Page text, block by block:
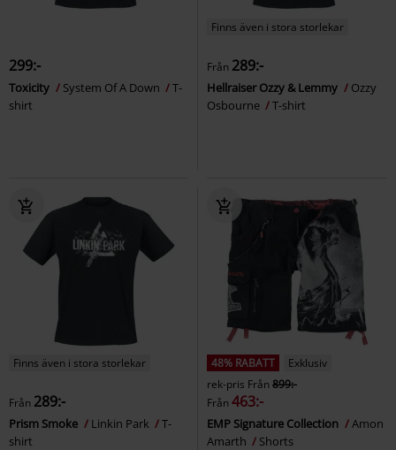
299:-
Toxicity System Of A Down
T-
shirt
Finns även i stora storlekar
Från 289:-
Hellraiser Ozzy & Lemmy
Ozzy
Osbourne
T-shirt
Finns även i stora storlekar
Från 289:-
Prism Smoke Linkin Park
T-
shirt
48% RABATT
Exklusiv
rek-pris Från899:-
Från463:-
EMP Signature Collection
Amon
Amarth
Shorts